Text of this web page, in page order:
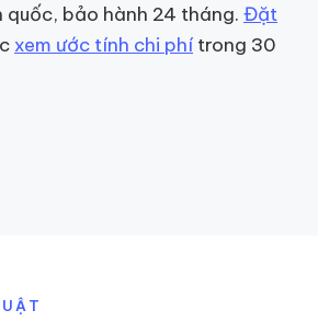
bảo hành 24 tháng. Đặt
xem ước tính chi phí trong 30